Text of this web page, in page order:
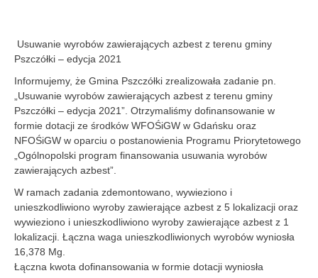
Usuwanie wyrobów zawierających azbest z terenu gminy
Pszczółki – edycja 2021
Informujemy, że Gmina Pszczółki zrealizowała zadanie pn.
„Usuwanie wyrobów zawierających azbest z terenu gminy
Pszczółki – edycja 2021”. Otrzymaliśmy dofinansowanie w
formie dotacji ze środków WFOŚiGW w Gdańsku oraz
NFOŚiGW w oparciu o postanowienia Programu Priorytetowego
„Ogólnopolski program finansowania usuwania wyrobów
zawierających azbest”.
W ramach zadania zdemontowano, wywieziono i
unieszkodliwiono wyroby zawierające azbest z 5 lokalizacji oraz
wywieziono i unieszkodliwiono wyroby zawierające azbest z 1
lokalizacji. Łączna waga unieszkodliwionych wyrobów wyniosła
16,378 Mg.
Łączna kwota dofinansowania w formie dotacji wyniosła